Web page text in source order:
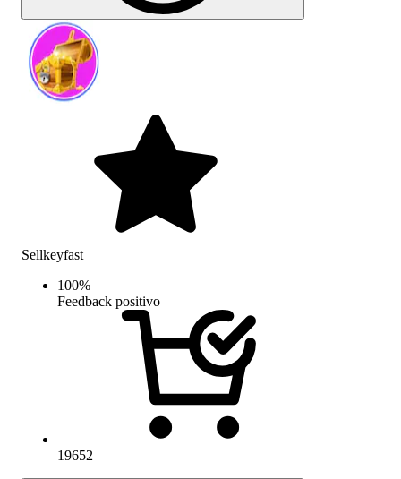
Sellkeyfast
100%
Feedback positivo
19652